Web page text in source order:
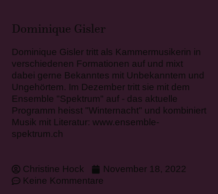
Dominique Gisler
Dominique Gisler tritt als Kammermusikerin in
verschiedenen Formationen auf und mixt
dabei gerne Bekanntes mit Unbekanntem und
Ungehörtem. Im Dezember tritt sie mit dem
Ensemble "Spektrum" auf - das aktuelle
Programm heisst "Winternacht" und kombiniert
Musik mit Literatur: www.ensemble-
spektrum.ch
Christine Hock
November 18, 2022
Keine Kommentare